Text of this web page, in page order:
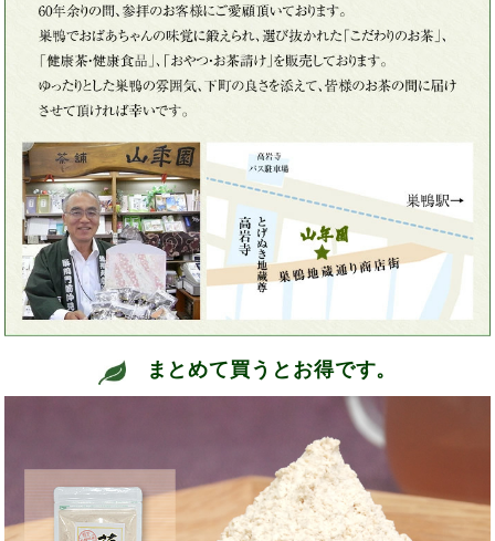
まとめて買うとお得です。